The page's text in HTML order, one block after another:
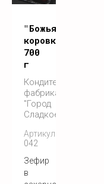
"Божья
коровка"
700
г
Кондитерская
фабрика
"Город
Сладкоежек"
Артикул:
042
Зефир
в